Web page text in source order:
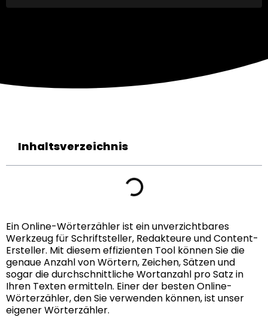
Inhaltsverzeichnis
Ein Online-Wörterzähler ist ein unverzichtbares
Werkzeug für Schriftsteller, Redakteure und Content-
Ersteller. Mit diesem effizienten Tool können Sie die
genaue Anzahl von Wörtern, Zeichen, Sätzen und
sogar die durchschnittliche Wortanzahl pro Satz in
Ihren Texten ermitteln. Einer der besten Online-
Wörterzähler, den Sie verwenden können, ist unser
eigener Wörterzähler.